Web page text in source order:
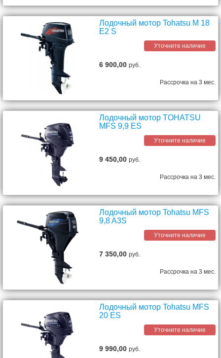
Лодочный мотор Tohatsu M 18
E2 S
Уточните наличие
6 900,00руб.
Рассрочка на 3 мес.
Лодочный мотор TOHATSU
MFS 9,9 ES
Уточните наличие
9 450,00руб.
Рассрочка на 3 мес.
Лодочный мотор Tohatsu MFS
9,8 A3S
Уточните наличие
7 350,00руб.
Рассрочка на 3 мес.
Лодочный мотор Tohatsu MFS
20 ES
Уточните наличие
9 990,00руб.